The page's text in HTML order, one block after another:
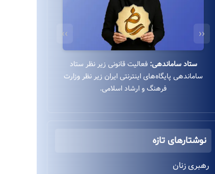
درگاه بانکی ایمن:استفاده از درگاه بانکی ایمن و
مستقیم به‌پرداخت زیر نظر بانک ملت بدون واسطه.
‹‹
››
نوشتارهای تازه
رهبری زنان